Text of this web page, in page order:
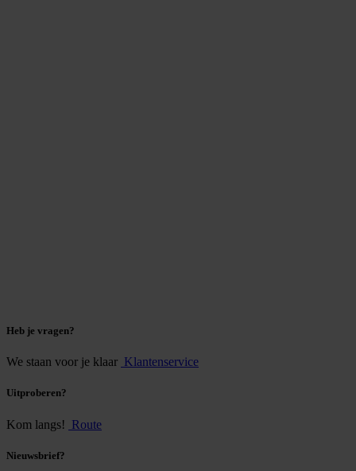
Heb je vragen?
We staan voor je klaar Klantenservice
Uitproberen?
Kom langs! Route
Nieuwsbrief?